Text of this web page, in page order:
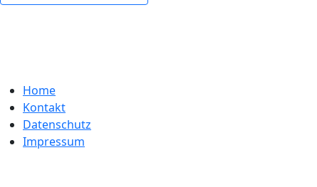
Home
Kontakt
Datenschutz
Impressum